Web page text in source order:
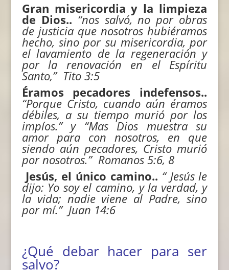
Gran misericordia y la limpieza
de Dios.. “nos salvó, no por obras
de justicia que nosotros hubiéramos
hecho, sino por su misericordia, por
el lavamiento de la regeneración y
por la renovación en el Espíritu
Santo,” Tito 3:5
Éramos pecadores indefensos..
“Porque Cristo, cuando aún éramos
débiles, a su tiempo murió por los
impíos.” y “Mas Dios muestra su
amor para con nosotros, en que
siendo aún pecadores, Cristo murió
por nosotros.” Romanos 5:6, 8
Jesús, el único camino.. “ Jesús le
dijo: Yo soy el camino, y la verdad, y
la vida; nadie viene al Padre, sino
por mí.” Juan 14:6
¿Qué debar hacer para ser
salvo?